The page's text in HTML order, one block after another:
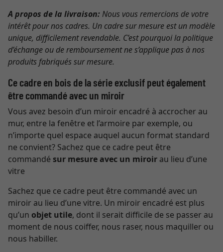
A propos de la livraison: Nous vous remercions de votre
intérêt pour nos cadres. Un cadre sur mesure est un modèle
unique, difficilement revendable. C’est pourquoi la politique
d’échange ou de remboursement ne s’applique pas à nos
produits fabriqués sur mesure.
Ce cadre en bois de la série exclusif peut également
être commandé avec un miroir
Vous avez besoin d’un miroir encadré à accrocher au
mur, entre la fenêtre et l’armoire par exemple, ou
n’importe quel espace auquel aucun format standard
ne convient? Sachez que ce cadre peut être
commandé sur mesure avec un miroir au lieu d’une
vitre
Sachez que ce cadre peut être commandé avec un
miroir au lieu d’une vitre. Un miroir encadré est plus
qu’un objet utile, dont il serait difficile de se passer au
moment de nous coiffer, nous raser, nous maquiller ou
nous habiller.